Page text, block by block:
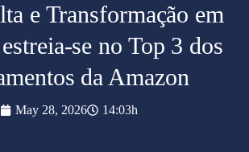
e Transformação em
se no Top 3 dos
da Amazon
May 28, 2026 14:03h